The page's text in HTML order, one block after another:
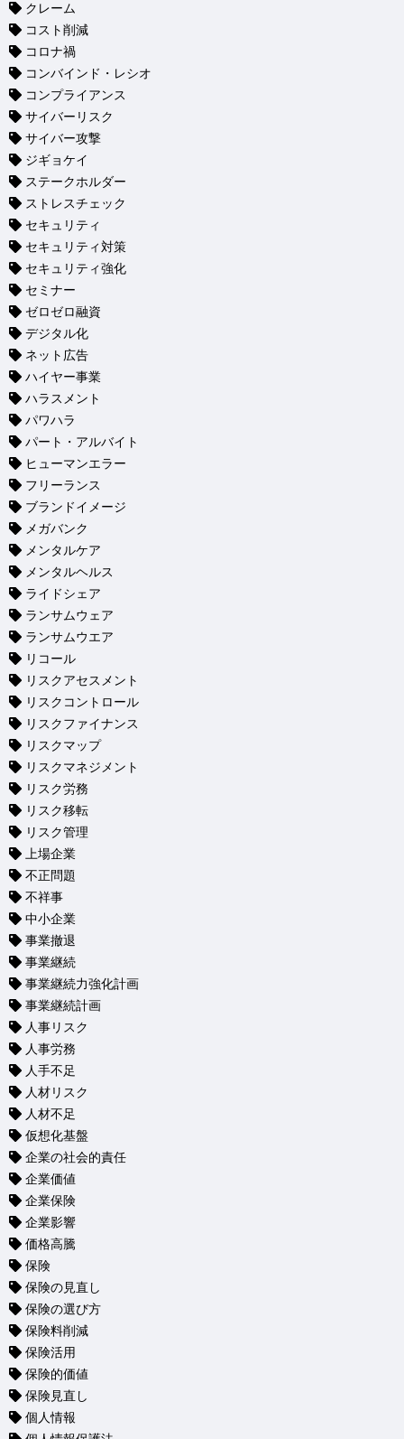
クレーム
コスト削減
コロナ禍
コンバインド・レシオ
コンプライアンス
サイバーリスク
サイバー攻撃
ジギョケイ
ステークホルダー
ストレスチェック
セキュリティ
セキュリティ対策
セキュリティ強化
セミナー
ゼロゼロ融資
デジタル化
ネット広告
ハイヤー事業
ハラスメント
パワハラ
パート・アルバイト
ヒューマンエラー
フリーランス
ブランドイメージ
メガバンク
メンタルケア
メンタルヘルス
ライドシェア
ランサムウェア
ランサムウエア
リコール
リスクアセスメント
リスクコントロール
リスクファイナンス
リスクマップ
リスクマネジメント
リスク労務
リスク移転
リスク管理
上場企業
不正問題
不祥事
中小企業
事業撤退
事業継続
事業継続力強化計画
事業継続計画
人事リスク
人事労務
人手不足
人材リスク
人材不足
仮想化基盤
企業の社会的責任
企業価値
企業保険
企業影響
価格高騰
保険
保険の見直し
保険の選び方
保険料削減
保険活用
保険的価値
保険見直し
個人情報